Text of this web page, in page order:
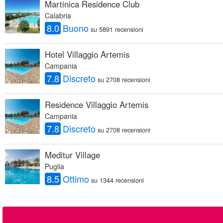
Martinica Residence Club
Calabria
8.0 Buono su 5891 recensioni
Hotel Villaggio Artemis
Campania
7.8 Discreto su 2708 recensioni
Residence Villaggio Artemis
Campania
7.8 Discreto su 2708 recensioni
Meditur Village
Puglia
8.5 Ottimo su 1344 recensioni